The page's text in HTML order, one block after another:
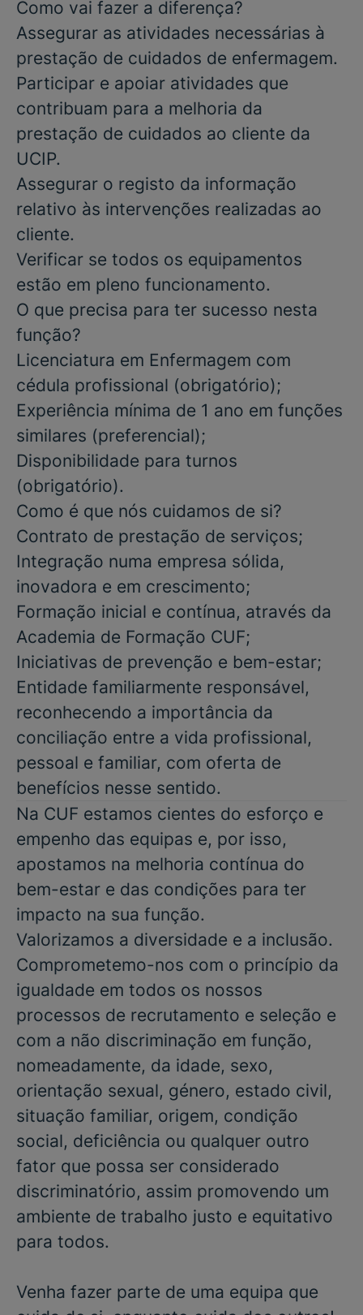
Como vai fazer a diferença?
Assegurar as atividades necessárias à
prestação de cuidados de enfermagem.
Participar e apoiar atividades que
contribuam para a melhoria da
prestação de cuidados ao cliente da
UCIP.
Assegurar o registo da informação
relativo às intervenções realizadas ao
cliente.
Verificar se todos os equipamentos
estão em pleno funcionamento.
O que precisa para ter sucesso nesta
função?
Licenciatura em Enfermagem com
cédula profissional (obrigatório);
Experiência mínima de 1 ano em funções
similares (preferencial);
Disponibilidade para turnos
(obrigatório).
Como é que nós cuidamos de si?
Contrato de prestação de serviços;
Integração numa empresa sólida,
inovadora e em crescimento;
Formação inicial e contínua, através da
Academia de Formação CUF;
Iniciativas de prevenção e bem-estar;
Entidade familiarmente responsável,
reconhecendo a importância da
conciliação entre a vida profissional,
pessoal e familiar, com oferta de
benefícios nesse sentido.
Na CUF estamos cientes do esforço e
empenho das equipas e, por isso,
apostamos na melhoria contínua do
bem-estar e das condições para ter
impacto na sua função.
Valorizamos a diversidade e a inclusão.
Comprometemo-nos com o princípio da
igualdade em todos os nossos
processos de recrutamento e seleção e
com a não discriminação em função,
nomeadamente, da idade, sexo,
orientação sexual, género, estado civil,
situação familiar, origem, condição
social, deficiência ou qualquer outro
fator que possa ser considerado
discriminatório, assim promovendo um
ambiente de trabalho justo e equitativo
para todos.
Venha fazer parte de uma equipa que